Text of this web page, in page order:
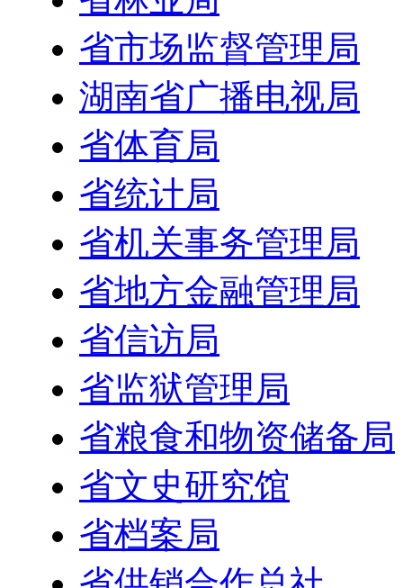
省市场监督管理局
湖南省广播电视局
省体育局
省统计局
省机关事务管理局
省地方金融管理局
省信访局
省监狱管理局
省粮食和物资储备局
省文史研究馆
省档案局